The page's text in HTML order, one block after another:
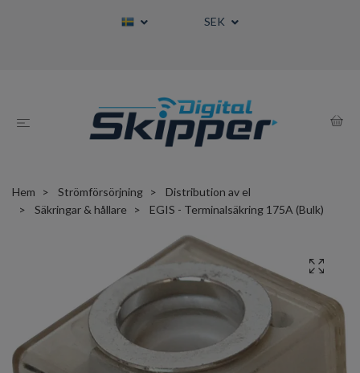
SEK
Hem Strömförsörjning
Distribution av el
Säkringar & hållare
EGIS - Terminalsäkring 175A (Bulk)